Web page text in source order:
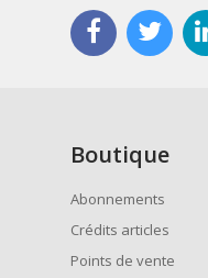
Boutique
Abonnements
Crédits articles
Points de vente